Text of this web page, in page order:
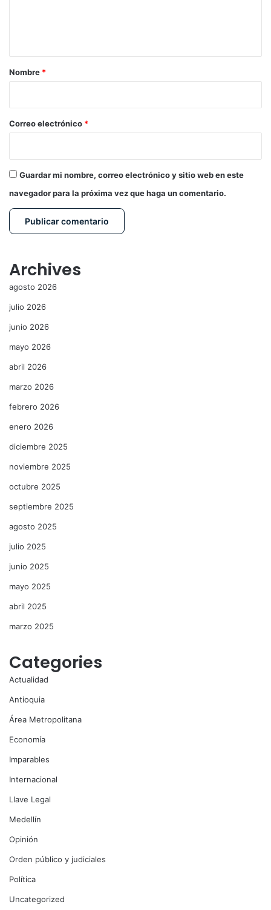
r
*
Nombre *
Correo electrónico *
Guardar mi nombre, correo electrónico y sitio web en este
navegador para la próxima vez que haga un comentario.
Archives
agosto 2026
julio 2026
junio 2026
mayo 2026
abril 2026
marzo 2026
febrero 2026
enero 2026
diciembre 2025
noviembre 2025
octubre 2025
septiembre 2025
agosto 2025
julio 2025
junio 2025
mayo 2025
abril 2025
marzo 2025
Categories
Actualidad
Antioquia
Área Metropolitana
Economía
Imparables
Internacional
Llave Legal
Medellín
Opinión
Orden público y judiciales
Política
Uncategorized